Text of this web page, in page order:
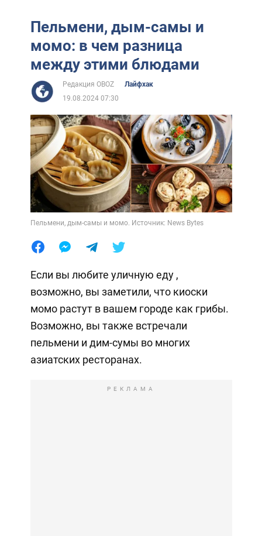
Пельмени, дым-самы и
момо: в чем разница
между этими блюдами
Редакция OBOZ
Лайфхак
19.08.2024 07:30
Пельмени, дым-самы и момо. Источник: News Bytes
Если вы любите уличную еду ,
возможно, вы заметили, что киоски
момо растут в вашем городе как грибы.
Возможно, вы также встречали
пельмени и дим-сумы во многих
азиатских ресторанах.
РЕКЛАМА